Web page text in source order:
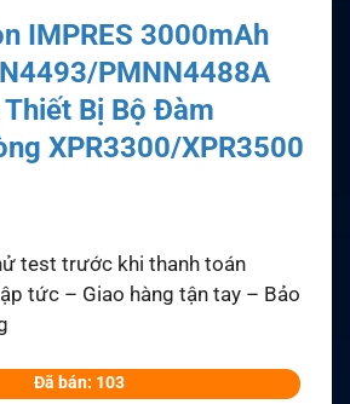
IMPRES 3000mAh
PMNN4488A
Bị Bộ Đàm
XPR3300/XPR3500
test trước khi thanh toán
tức – Giao hàng tận tay – Bảo
Đã bán: 103